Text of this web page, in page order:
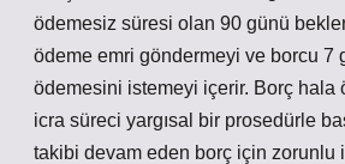
ödemesiz süresi olan 90 günü
ödeme emri göndermeyi ve borcu 7
ödemesini istemeyi içerir. Borç hala
icra süreci yargısal bir prosedürle
takibi devam eden borç için zorunlu